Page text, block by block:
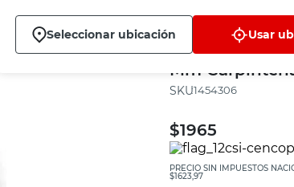
Seleccionar ubicación Usar
TEL
Tornillo para
Mm
:1454306
$1965
PRECIO SIN IMPUESTOS
$1623,97